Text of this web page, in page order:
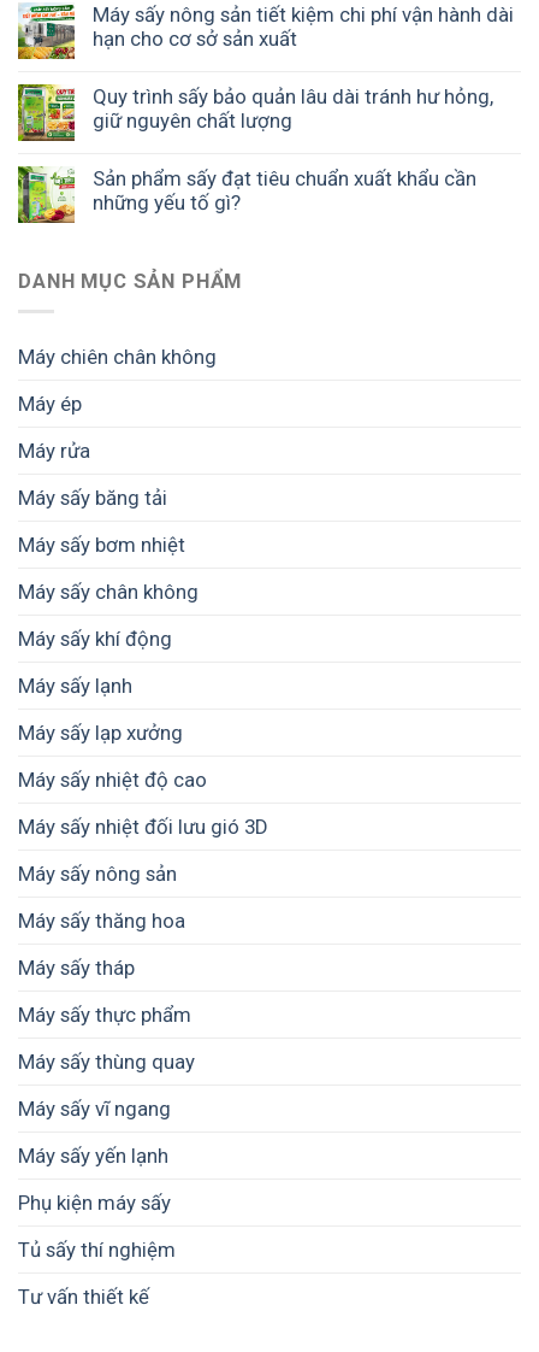
Máy sấy nông sản tiết kiệm chi phí vận hành dài
hạn cho cơ sở sản xuất
Quy trình sấy bảo quản lâu dài tránh hư hỏng,
giữ nguyên chất lượng
Sản phẩm sấy đạt tiêu chuẩn xuất khẩu cần
những yếu tố gì?
DANH MỤC SẢN PHẨM
Máy chiên chân không
Máy ép
Máy rửa
Máy sấy băng tải
Máy sấy bơm nhiệt
Máy sấy chân không
Máy sấy khí động
Máy sấy lạnh
Máy sấy lạp xưởng
Máy sấy nhiệt độ cao
Máy sấy nhiệt đối lưu gió 3D
Máy sấy nông sản
Máy sấy thăng hoa
Máy sấy tháp
Máy sấy thực phẩm
Máy sấy thùng quay
Máy sấy vĩ ngang
Máy sấy yến lạnh
Phụ kiện máy sấy
Tủ sấy thí nghiệm
Tư vấn thiết kế